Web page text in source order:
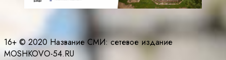
16+ © 2020 Название СМИ: cетевое издание
MOSHKOVO-54.RU